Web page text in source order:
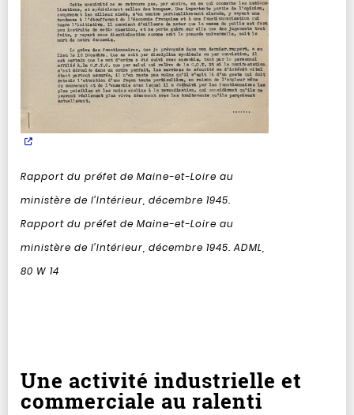
Rapport du préfet de Maine-et-Loire au
ministère de l’Intérieur, décembre 1945.
Rapport du préfet de Maine-et-Loire au
ministère de l’Intérieur, décembre 1945. ADML,
80 W 14
Une activité industrielle et
commerciale au ralenti